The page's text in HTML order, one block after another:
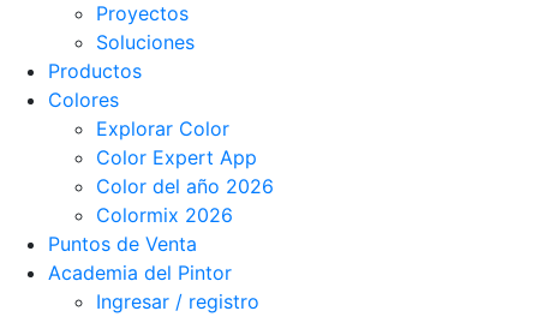
Proyectos
Soluciones
Productos
Colores
Explorar Color
Color Expert App
Color del año 2026
Colormix 2026
Puntos de Venta
Academia del Pintor
Ingresar / registro